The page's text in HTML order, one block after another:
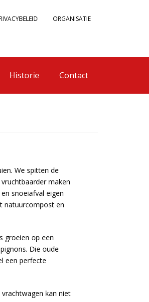
ORGANISATIE
Historie Contact
We spitten de
maken
snoeiafval eigen
natuurcompost en
groeien op een
Die oude
een perfecte
kan niet